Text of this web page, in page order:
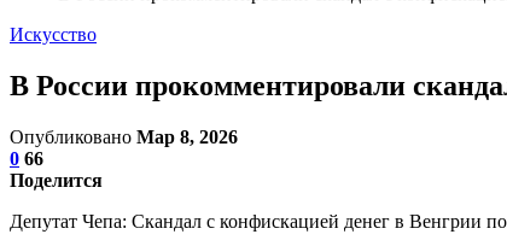
Искусство
В России прокомментировали
Опубликовано Мар 8, 2026
0 66
Поделится
Депутат Чепа: Скандал с конфискацией денег в Венгрии